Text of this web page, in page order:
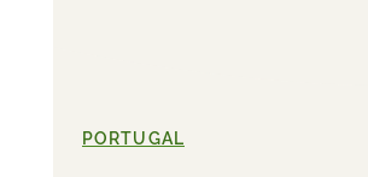
PORTUGAL